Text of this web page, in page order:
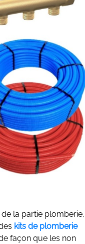
la partie plomberie,
kits de plomberie
façon que les non